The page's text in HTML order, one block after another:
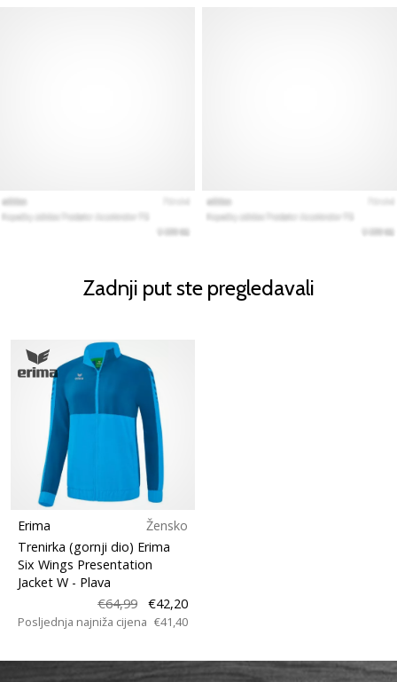
Zadnji put ste pregledavali
Erima
Žensko
Trenirka (gornji dio) Erima
Six Wings Presentation
Jacket W - Plava
€64,99
€42,20
Posljednja najniža cijena €41,40